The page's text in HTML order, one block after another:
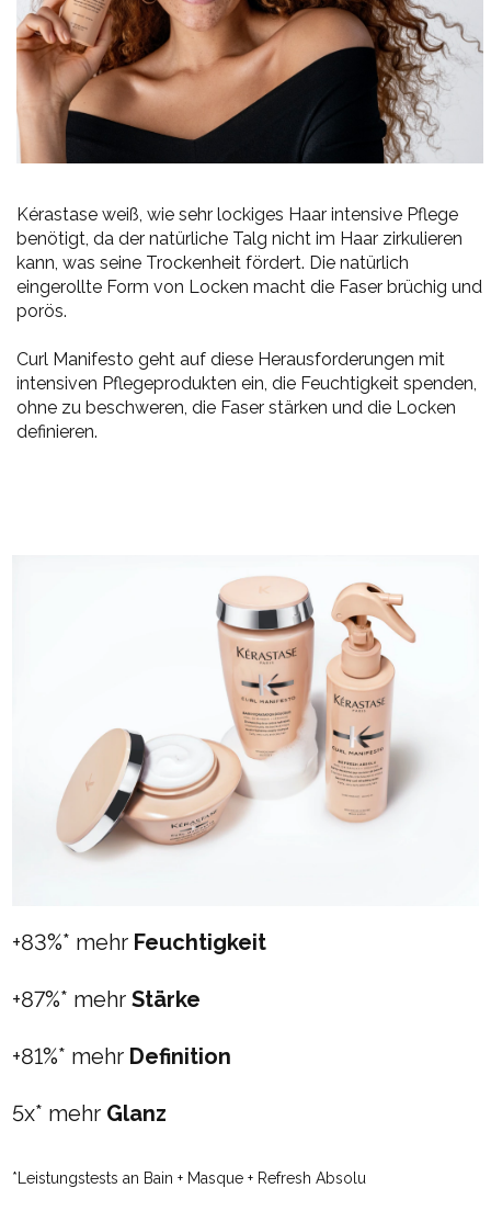
Kérastase weiß, wie sehr lockiges Haar intensive Pflege
benötigt, da der natürliche Talg nicht im Haar zirkulieren
kann, was seine Trockenheit fördert. Die natürlich
eingerollte Form von Locken macht die Faser brüchig und
porös.
Curl Manifesto geht auf diese Herausforderungen mit
intensiven Pflegeprodukten ein, die Feuchtigkeit spenden,
ohne zu beschweren, die Faser stärken und die Locken
definieren.
+83%* mehr Feuchtigkeit
+87%* mehrStärke
+81%* mehr Definition
5x* mehr Glanz
*Leistungstests an Bain + Masque + Refresh Absolu